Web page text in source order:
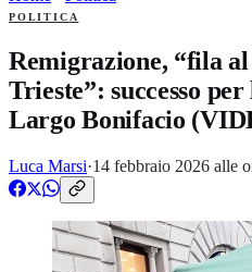
POLITICA
Remigrazione, “fila
Trieste”: successo
Largo Bonifacio
Luca Marsi·14 febbraio 2026 alle